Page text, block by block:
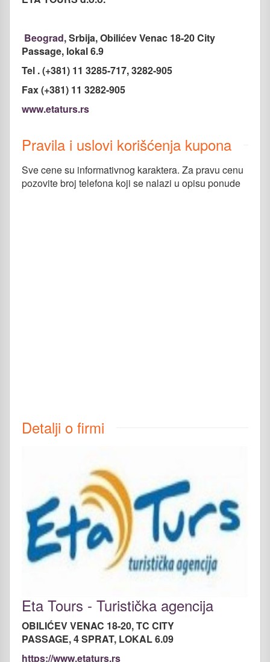
Beograd, Srbija, Obilićev Venac 18-20 City
Passage, lokal 6.9
Tel . (+381) 11 3285-717, 3282-905
Fax (+381) 11 3282-905
www.etaturs.rs
Pravila i uslovi korišćenja kupona
Sve cene su informativnog karaktera. Za pravu cenu
pozovite broj telefona koji se nalazi u opisu ponude
Detalji o firmi
Eta Tours - Turistička agencija
OBILIĆEV VENAC 18-20, TC CITY
PASSAGE, 4 SPRAT, LOKAL 6.09
https://www.etaturs.rs